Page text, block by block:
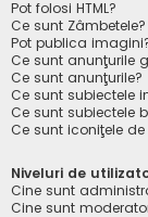
Pot folosi HTML?
Ce sunt Zâmbetele?
Pot publica
Ce sunt anunţurile
Ce sunt anunţurile?
Ce sunt subiectele
Ce sunt subiectele
Ce sunt iconiţele
Niveluri de
Cine sunt
Cine sunt